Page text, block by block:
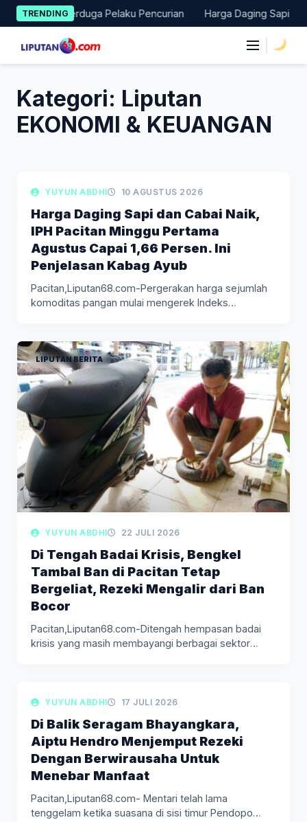
Skip
to
content
TRENDING
Terduga Pelaku Pencurian Harga Daging Sapi dan
Kategori: Liputan
EKONOMI & KEUANGAN
LIPUTAN BERITA
YUYUN ABDHI 10 AGUSTUS 2026
Harga Daging Sapi dan Cabai Naik,
IPH Pacitan Minggu Pertama
Agustus Capai 1,66 Persen. Ini
Penjelasan Kabag Ayub
Pacitan,Liputan68.com-Pergerakan harga sejumlah
komoditas pangan mulai mengerek Indeks
LIPUTAN BERITA
YUYUN ABDHI 22 JULI 2026
Di Tengah Badai Krisis, Bengkel
Tambal Ban di Pacitan Tetap
Bergeliat, Rezeki Mengalir dari Ban
Bocor
Pacitan,Liputan68.com-Ditengah hempasan badai
krisis yang masih membayangi berbagai sektor
LIPUTAN BERITA
YUYUN ABDHI 17 JULI 2026
Di Balik Seragam Bhayangkara,
Aiptu Hendro Menjemput Rezeki
Dengan Berwirausaha Untuk
Menebar Manfaat
Pacitan,Liputan68.com- Mentari telah lama
tenggelam ketika suasana di sisi timur Pendopo